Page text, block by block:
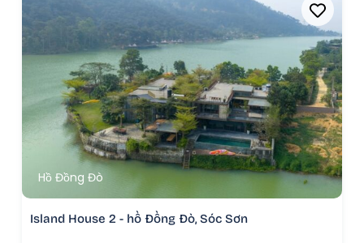
Hồ Đồng Đò
Island House 2 - hồ Đồng Đò, Sóc Sơn